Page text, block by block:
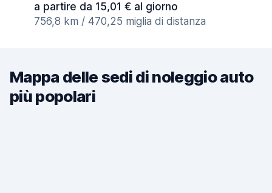
a partire da 15,01 € al giorno
756,8 km / 470,25 miglia di distanza
Mappa delle sedi di noleggio auto
più popolari